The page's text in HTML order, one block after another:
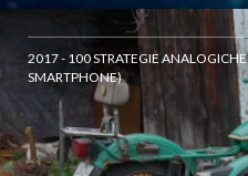
2017 - 100 STRATEGIE ANALOGICHE
SMARTPHONE)